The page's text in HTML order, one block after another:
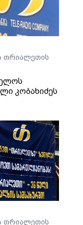
თრიალეთის
კობახიძეს
თრიალეთის